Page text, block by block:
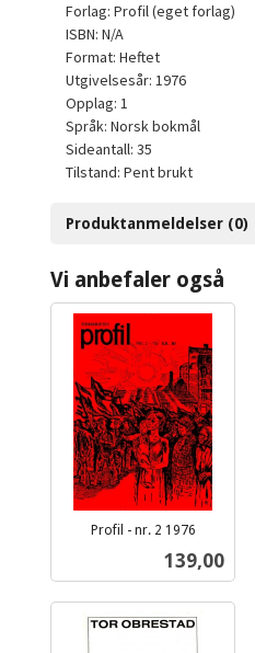
Forlag: Profil (eget forlag)
ISBN: N/A
Format: Heftet
Utgivelsesår: 1976
Opplag: 1
Språk: Norsk bokmål
Sideantall: 35
Tilstand: Pent brukt
Produktanmeldelser (0)
Vi anbefaler også
Profil - nr. 2 1976
Pris
139,00